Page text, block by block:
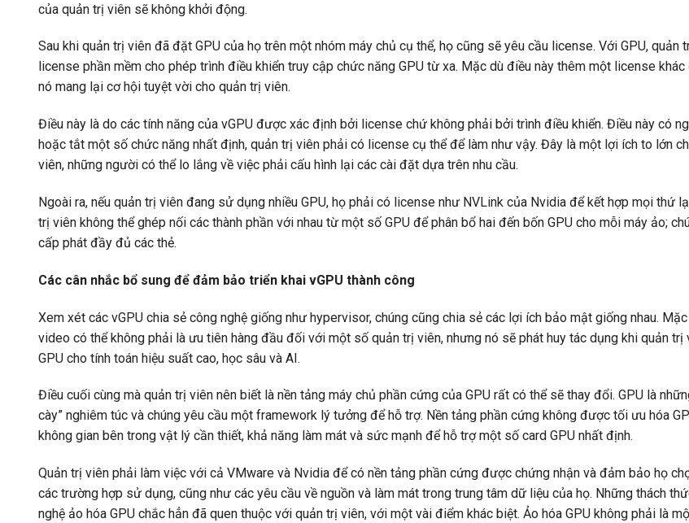
của quản trị viên sẽ không khởi động.
Sau khi quản trị viên đã đặt GPU của họ trên một nhóm máy chủ cụ thể, họ cũng sẽ yêu cầu license. Với GPU, quản
license phần mềm cho phép trình điều khiển truy cập chức năng GPU từ xa. Mặc dù điều này thêm một license khác
nó mang lại cơ hội tuyệt vời cho quản trị viên.
Điều này là do các tính năng của vGPU được xác định bởi license chứ không phải bởi trình điều khiển. Điều này có
hoặc tắt một số chức năng nhất định, quản trị viên phải có license cụ thể để làm như vậy. Đây là một lợi ích to lớn
viên, những người có thể lo lắng về việc phải cấu hình lại các cài đặt dựa trên nhu cầu.
Ngoài ra, nếu quản trị viên đang sử dụng nhiều GPU, họ phải có license như NVLink của Nvidia để kết hợp mọi thứ
trị viên không thể ghép nối các thành phần với nhau từ một số GPU để phân bổ hai đến bốn GPU cho mỗi máy ảo;
cấp phát đầy đủ các thẻ.
Các cân nhắc bổ sung để đảm bảo triển khai vGPU thành công
Xem xét các vGPU chia sẻ công nghệ giống như hypervisor, chúng cũng chia sẻ các lợi ích bảo mật giống nhau.
video có thể không phải là ưu tiên hàng đầu đối với một số quản trị viên, nhưng nó sẽ phát huy tác dụng khi quản
GPU cho tính toán hiệu suất cao, học sâu và AI.
Điều cuối cùng mà quản trị viên nên biết là nền tảng máy chủ phần cứng của GPU rất có thể sẽ thay đổi. GPU là
cày” nghiêm túc và chúng yêu cầu một framework lý tưởng để hỗ trợ. Nền tảng phần cứng không được tối ưu hóa
không gian bên trong vật lý cần thiết, khả năng làm mát và sức mạnh để hỗ trợ một số card GPU nhất định.
Quản trị viên phải làm việc với cả VMware và Nvidia để có nền tảng phần cứng được chứng nhận và đảm bảo họ
các trường hợp sử dụng, cũng như các yêu cầu về nguồn và làm mát trong trung tâm dữ liệu của họ. Những thách
nghệ ảo hóa GPU chắc hẳn đã quen thuộc với quản trị viên, với một vài điểm khác biệt. Ảo hóa GPU không phải là